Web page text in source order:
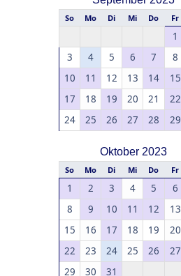
So Mo Di Mi Do Fr
1
3
4 5 6 7 8
10
11 12 13 14 15
17
18 19 20 21 22
24
25 26 27 28 29
Oktober 2023
So Mo Di Mi Do Fr
1 2 3 4 5 6
8
9 10 11 12 13
15
16 17 18 19 20
22
23 24 25 26 27
29
30 31